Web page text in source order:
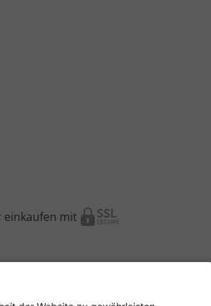
einkaufen mit